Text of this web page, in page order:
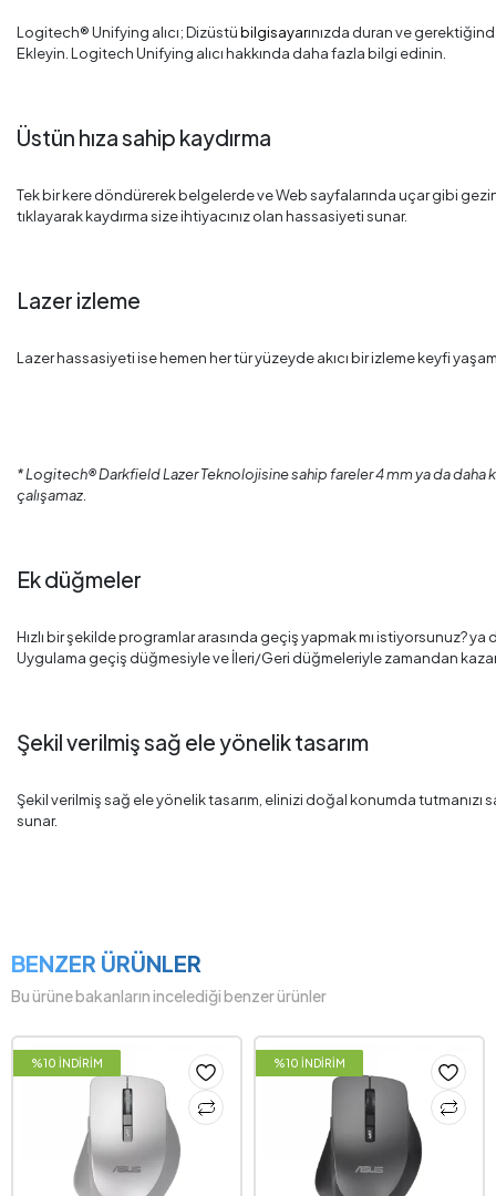
Logitech® Unifying alıcı; Dizüstübilgisayarınızda duran ve
Ekleyin. Logitech Unifying alıcı hakkında daha fazla bilgi edinin.
Üstün hıza sahip kaydırma
Tek bir kere döndürerek belgelerde ve Web sayfalarında uçar gibi
tıklayarak kaydırma size ihtiyacınız olan hassasiyeti sunar.
Lazer izleme
Lazer hassasiyeti ise hemen her tür yüzeyde akıcı bir izleme keyfi
* Logitech® Darkfield Lazer Teknolojisine sahip fareler 4 mm ya da daha
çalışamaz.
Ek düğmeler
Hızlı bir şekilde programlar arasında geçiş yapmak mı istiyorsunuz?
Uygulama geçiş düğmesiyle ve İleri/Geri düğmeleriyle zamandan
Şekil verilmiş sağ ele yönelik tasarım
Şekil verilmiş sağ ele yönelik tasarım, elinizi doğal konumda
sunar.
BENZER ÜRÜNLER
Bu ürüne bakanların incelediği benzer ürünler
%10 İNDİRİM %10 İNDİRİM